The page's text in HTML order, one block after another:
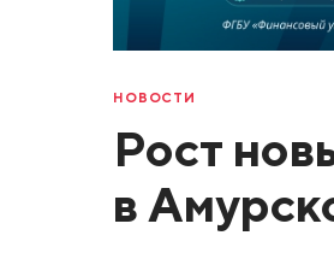
НОВОСТИ
Рост
в